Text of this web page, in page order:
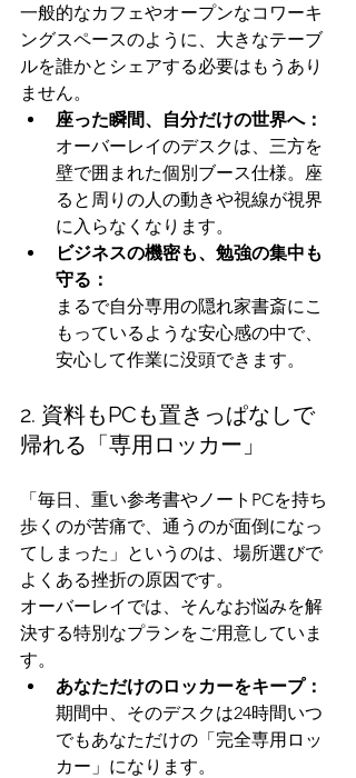
一般的なカフェやオープンなコワーキ
ングスペースのように、大きなテーブ
ルを誰かとシェアする必要はもうあり
ません。
座った瞬間、自分だけの世界へ：
オーバーレイのデスクは、三方を
壁で囲まれた個別ブース仕様。座
ると周りの人の動きや視線が視界
に入らなくなります。
ビジネスの機密も、勉強の集中も
守る：
まるで自分専用の隠れ家書斎にこ
もっているような安心感の中で、
安心して作業に没頭できます。
2. 資料もPCも置きっぱなしで
帰れる「専用ロッカー」
「毎日、重い参考書やノートPCを持ち
歩くのが苦痛で、通うのが面倒になっ
てしまった」というのは、場所選びで
よくある挫折の原因です。
オーバーレイでは、そんなお悩みを解
決する特別なプランをご用意していま
す。
あなただけのロッカーをキープ：
期間中、そのデスクは24時間いつ
でもあなただけの「完全専用ロッ
カー」になります。